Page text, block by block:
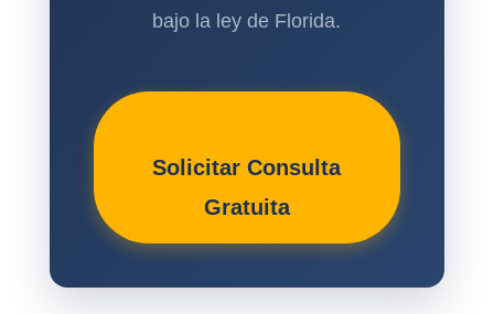
bajo la ley de Florida.
Solicitar Consulta
Gratuita